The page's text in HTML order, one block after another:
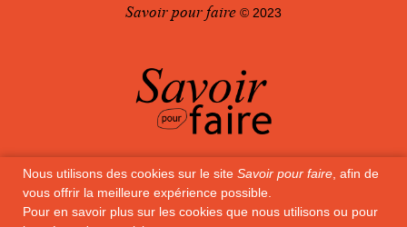
Nous utilisons des cookies sur le site Savoir pour faire , afin de
vous offrir la meilleure expérience possible.
Pour en savoir plus sur les cookies que nous utilisons ou pour
Savoir pour faire © 2023
Savoir pour faire est partenaire de la campagne